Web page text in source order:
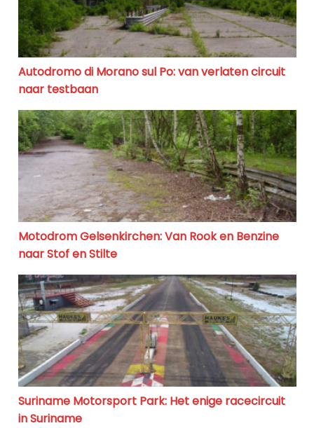
Autodromo di Morano sul Po: van verlaten circuit
naar testbaan
Motodrom Gelsenkirchen: Van Rook en Benzine naar
Motodrom Gelsenkirchen: Van Rook en Benzine
naar Stof en Stilte
Suriname Motorsport Park: Het enige racecircuit in
Suriname Motorsport Park: Het enige racecircuit
in Suriname